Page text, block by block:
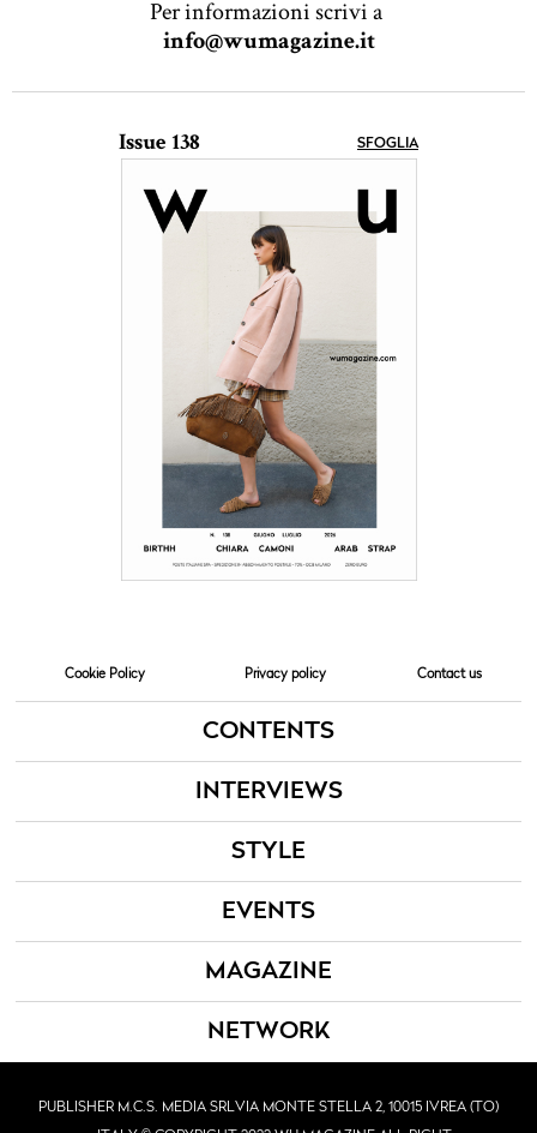
Per informazioni scrivi a
info@wumagazine.it
Issue 138 SFOGLIA
Cookie Policy Privacy policy Contact us
CONTENTS
INTERVIEWS
STYLE
EVENTS
MAGAZINE
NETWORK
PUBLISHER M.C.S. MEDIA SRL VIA MONTE STELLA 2, 10015 IVREA (TO)